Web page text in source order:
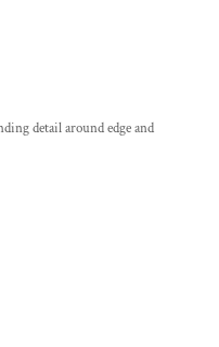
detail around edge and